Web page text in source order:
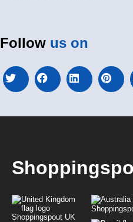
Follow us on
Shoppingspout UK